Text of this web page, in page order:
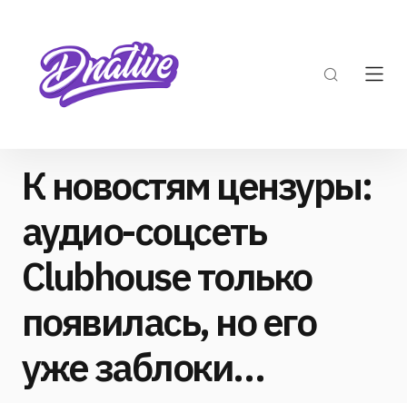
К новостям цензуры:
аудио-соцсеть
Clubhouse только
появилась, но его
уже заблоки…